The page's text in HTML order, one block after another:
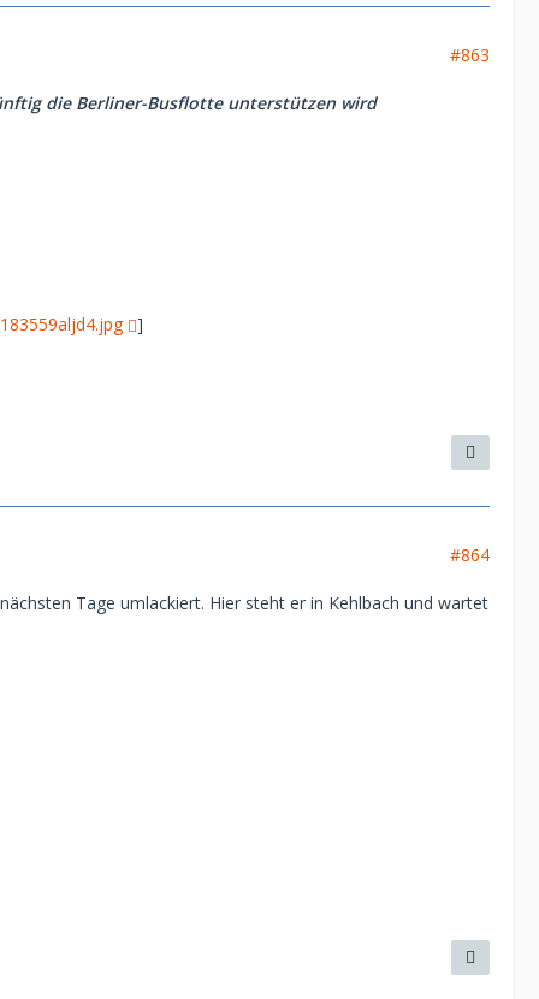
#863
die Berliner-Busflotte unterstützen wird
]
#864
Tage umlackiert. Hier steht er in Kehlbach und wartet